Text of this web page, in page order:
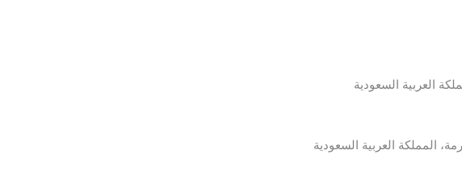
العربية السعودية
المملكة العربية السعودية